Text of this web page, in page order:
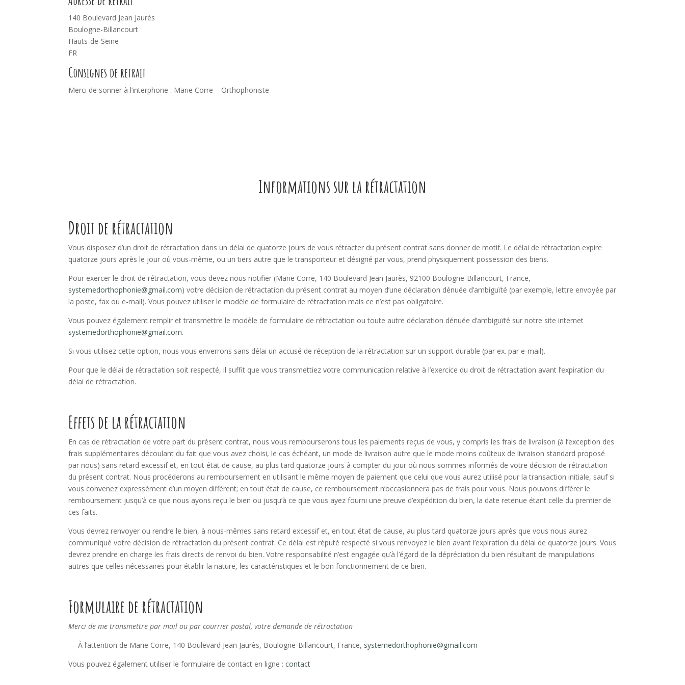
140 Boulevard Jean Jaurès
Boulogne-Billancourt
Hauts-de-Seine
FR
Consignes de retrait
Merci de sonner à l’interphone : Marie Corre – Orthophoniste
Informations sur la rétractation
Droit de rétractation
Vous disposez d’un droit de rétractation dans un délai de quatorze jours de vous rétracter du présent contrat sans donner de motif. Le délai de rétractation expire
quatorze jours après le jour où vous-même, ou un tiers autre que le transporteur et désigné par vous, prend physiquement possession des biens.
Pour exercer le droit de rétractation, vous devez nous notifier (Marie Corre, 140 Boulevard Jean Jaurès, 92100 Boulogne-Billancourt, France,
systemedorthophonie@gmail.com) votre décision de rétractation du présent contrat au moyen d’une déclaration dénuée d’ambiguïté (par exemple, lettre envoyée par
la poste, fax ou e-mail). Vous pouvez utiliser le modèle de formulaire de rétractation mais ce n’est pas obligatoire.
Vous pouvez également remplir et transmettre le modèle de formulaire de rétractation ou toute autre déclaration dénuée d’ambiguïté sur notre site internet
systemedorthophonie@gmail.com.
Si vous utilisez cette option, nous vous enverrons sans délai un accusé de réception de la rétractation sur un support durable (par ex. par e-mail).
Pour que le délai de rétractation soit respecté, il suffit que vous transmettiez votre communication relative à l’exercice du droit de rétractation avant l’expiration du
délai de rétractation.
Effets de la rétractation
En cas de rétractation de votre part du présent contrat, nous vous rembourserons tous les paiements reçus de vous, y compris les frais de livraison (à l’exception des
frais supplémentaires découlant du fait que vous avez choisi, le cas échéant, un mode de livraison autre que le mode moins coûteux de livraison standard proposé
par nous) sans retard excessif et, en tout état de cause, au plus tard quatorze jours à compter du jour où nous sommes informés de votre décision de rétractation
du présent contrat. Nous procéderons au remboursement en utilisant le même moyen de paiement que celui que vous aurez utilisé pour la transaction initiale, sauf si
vous convenez expressément d’un moyen différent; en tout état de cause, ce remboursement n’occasionnera pas de frais pour vous. Nous pouvons différer le
remboursement jusqu’à ce que nous ayons reçu le bien ou jusqu’à ce que vous ayez fourni une preuve d’expédition du bien, la date retenue étant celle du premier de
ces faits.
Vous devrez renvoyer ou rendre le bien, à nous-mêmes sans retard excessif et, en tout état de cause, au plus tard quatorze jours après que vous nous aurez
communiqué votre décision de rétractation du présent contrat. Ce délai est réputé respecté si vous renvoyez le bien avant l’expiration du délai de quatorze jours. Vous
devrez prendre en charge les frais directs de renvoi du bien. Votre responsabilité n’est engagée qu’à l’égard de la dépréciation du bien résultant de manipulations
autres que celles nécessaires pour établir la nature, les caractéristiques et le bon fonctionnement de ce bien.
Formulaire de rétractation
Merci de me transmettre par mail ou par courrier postal, votre demande de rétractation
— À l’attention de Marie Corre, 140 Boulevard Jean Jaurès, Boulogne-Billancourt, France, systemedorthophonie@gmail.com
Vous pouvez également utiliser le formulaire de contact en ligne :contact